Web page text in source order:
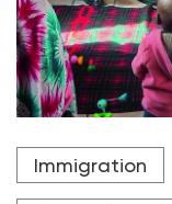
Pour de
parentalité dans
Immigration